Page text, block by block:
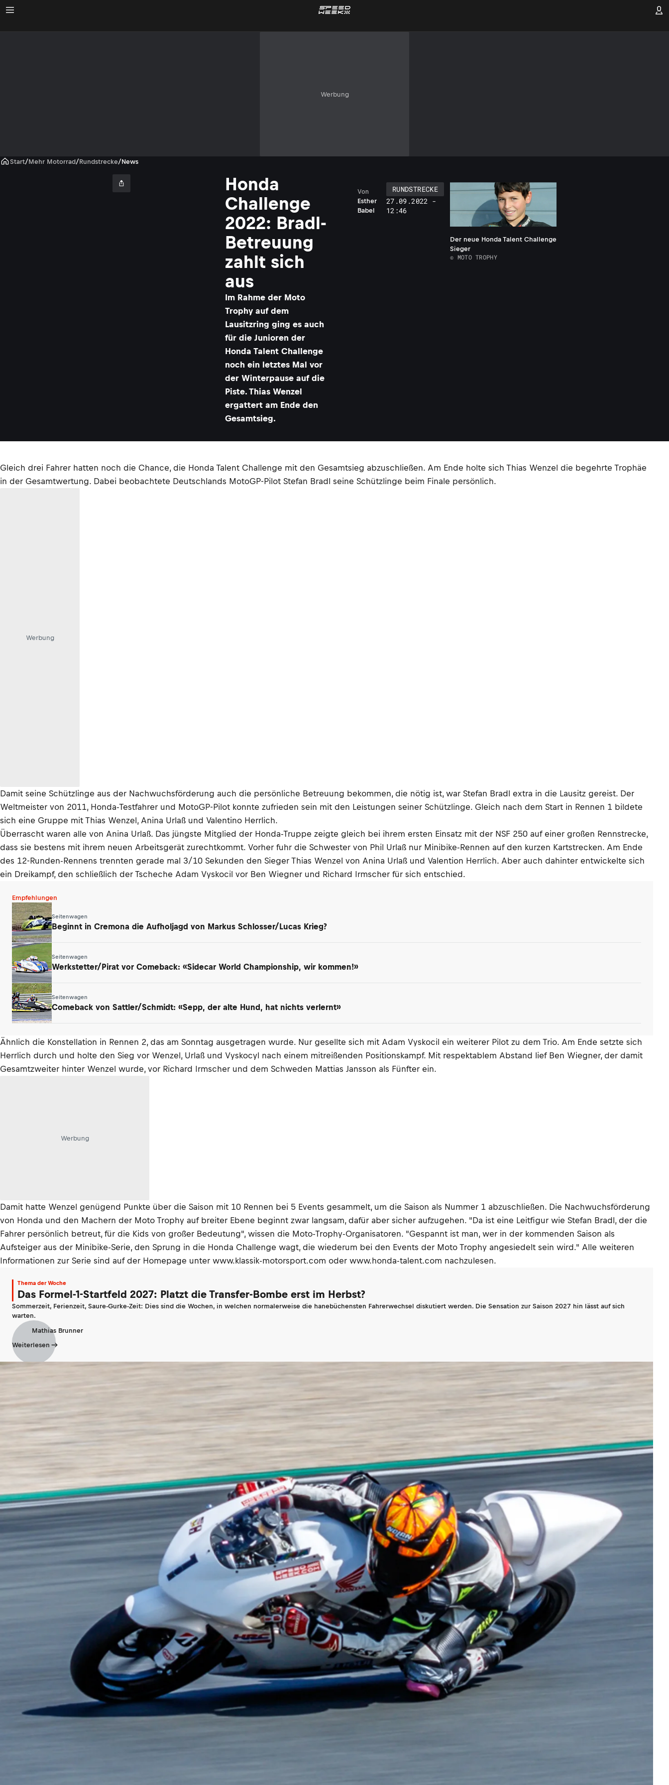
Werbung
Start/Mehr Motorrad/Rundstrecke/News
Honda
Challenge
2022: Bradl-
Betreuung
zahlt sich
aus
Im Rahme der Moto
Trophy auf dem
Lausitzring ging es auch
für die Junioren der
Honda Talent Challenge
noch ein letztes Mal vor
der Winterpause auf die
Piste. Thias Wenzel
ergattert am Ende den
Gesamtsieg.
Esther
Babel
Von
RUNDSTRECKE
27.09.2022 -
12:46
Der neue Honda Talent Challenge
Sieger
© MOTO TROPHY
Gleich drei Fahrer hatten noch die Chance, die Honda Talent Challenge mit den Gesamtsieg abzuschließen. Am Ende holte sich Thias Wenzel die begehrte Trophäe
in der Gesamtwertung. Dabei beobachtete Deutschlands MotoGP-Pilot Stefan Bradl seine Schützlinge beim Finale persönlich.
Werbung
Damit seine Schützlinge aus der Nachwuchsförderung auch die persönliche Betreuung bekommen, die nötig ist, war Stefan Bradl extra in die Lausitz gereist. Der
Weltmeister von 2011, Honda-Testfahrer und MotoGP-Pilot konnte zufrieden sein mit den Leistungen seiner Schützlinge. Gleich nach dem Start in Rennen 1 bildete
sich eine Gruppe mit Thias Wenzel, Anina Urlaß und Valentino Herrlich.
Überrascht waren alle von Anina Urlaß. Das jüngste Mitglied der Honda-Truppe zeigte gleich bei ihrem ersten Einsatz mit der NSF 250 auf einer großen Rennstrecke,
dass sie bestens mit ihrem neuen Arbeitsgerät zurechtkommt. Vorher fuhr die Schwester von Phil Urlaß nur Minibike-Rennen auf den kurzen Kartstrecken. Am Ende
des 12-Runden-Rennens trennten gerade mal 3/10 Sekunden den Sieger Thias Wenzel von Anina Urlaß und Valention Herrlich. Aber auch dahinter entwickelte sich
ein Dreikampf, den schließlich der Tscheche Adam Vyskocil vor Ben Wiegner und Richard Irmscher für sich entschied.
Empfehlungen
Seitenwagen
Beginnt in Cremona die Aufholjagd von Markus Schlosser/Lucas Krieg?
Seitenwagen
Werkstetter/Pirat vor Comeback: «Sidecar World Championship, wir kommen!»
Seitenwagen
Comeback von Sattler/Schmidt: «Sepp, der alte Hund, hat nichts verlernt»
Ähnlich die Konstellation in Rennen 2, das am Sonntag ausgetragen wurde. Nur gesellte sich mit Adam Vyskocil ein weiterer Pilot zu dem Trio. Am Ende setzte sich
Herrlich durch und holte den Sieg vor Wenzel, Urlaß und Vyskocyl nach einem mitreißenden Positionskampf. Mit respektablem Abstand lief Ben Wiegner, der damit
Gesamtzweiter hinter Wenzel wurde, vor Richard Irmscher und dem Schweden Mattias Jansson als Fünfter ein.
Werbung
Damit hatte Wenzel genügend Punkte über die Saison mit 10 Rennen bei 5 Events gesammelt, um die Saison als Nummer 1 abzuschließen. Die Nachwuchsförderung
von Honda und den Machern der Moto Trophy auf breiter Ebene beginnt zwar langsam, dafür aber sicher aufzugehen. "Da ist eine Leitfigur wie Stefan Bradl, der die
Fahrer persönlich betreut, für die Kids von großer Bedeutung", wissen die Moto-Trophy-Organisatoren. "Gespannt ist man, wer in der kommenden Saison als
Aufsteiger aus der Minibike-Serie, den Sprung in die Honda Challenge wagt, die wiederum bei den Events der Moto Trophy angesiedelt sein wird." Alle weiteren
Informationen zur Serie sind auf der Homepage unter www.klassik-motorsport.com oder www.honda-talent.com nachzulesen.
Thema der Woche
Das Formel-1-Startfeld 2027: Platzt die Transfer-Bombe erst im Herbst?
Sommerzeit, Ferienzeit, Saure-Gurke-Zeit: Dies sind die Wochen, in welchen normalerweise die hanebüchensten Fahrerwechsel diskutiert werden. Die Sensation zur Saison 2027 hin lässt auf sich
warten.
Mathias Brunner
Weiterlesen